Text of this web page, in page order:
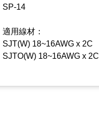
SP-14
適用線材：
SJT(W) 18~16AWG x 2C
SJTO(W) 18~16AWG x 2C